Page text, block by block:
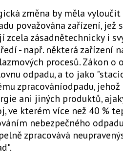
změna by měla vyloučit
považována zařízení, jež
zcela zásadnětechnicky i
- např. některá zařízení
procesů. Zákon o
odpadu, a to jako
zpracováníodpadu,
ani jiných produktů,
ve kterém více než 40 %
nebezpečného
zpracovává